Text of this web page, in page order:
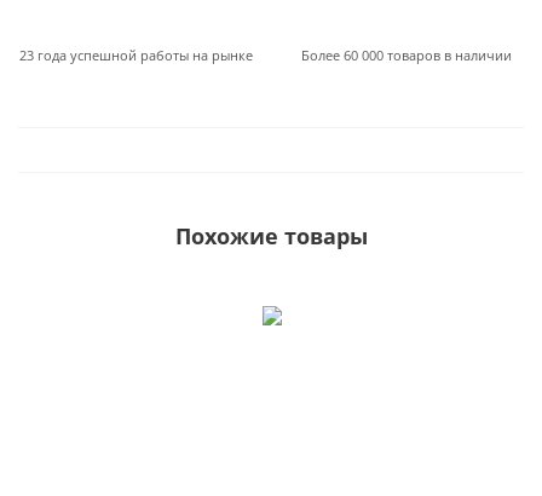
23 года успешной работы на рынке Более 60 000 товаров в наличии
Похожие товары